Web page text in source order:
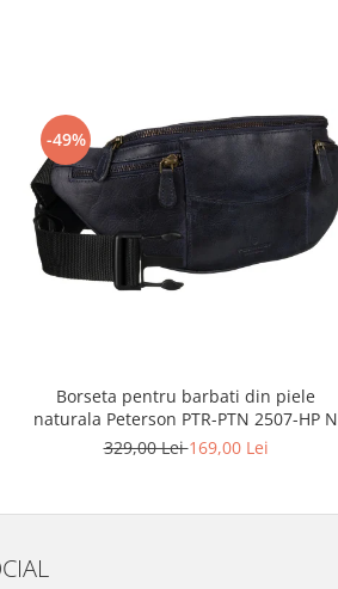
-49%
Borseta pentru barbati din piele
naturala Peterson PTR-PTN 2507-HP N
329,00 Lei169,00 Lei